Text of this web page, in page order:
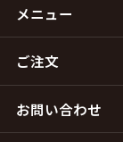
メニュー
ご注文
お問い合わせ